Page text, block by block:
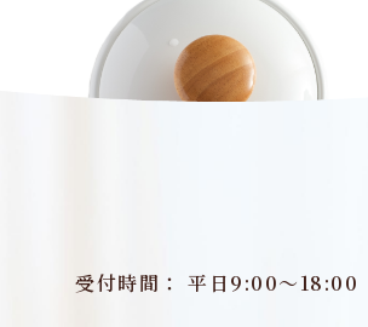
受付時間： 平日9:00～18:00